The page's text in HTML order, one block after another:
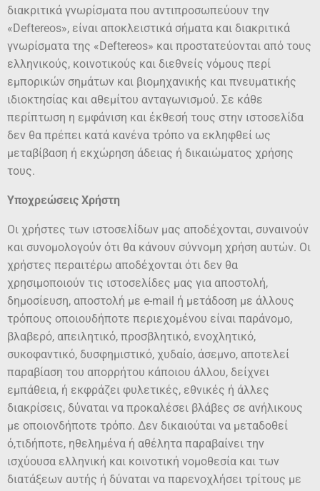
διακριτικά γνωρίσματα που αντιπροσωπεύουν την
«Deftereos», είναι αποκλειστικά σήματα και διακριτικά
γνωρίσματα της «Deftereos» και προστατεύονται από τους
ελληνικούς, κοινοτικούς και διεθνείς νόμους περί
εμπορικών σημάτων και βιομηχανικής και πνευματικής
ιδιοκτησίας και αθεμίτου ανταγωνισμού. Σε κάθε
περίπτωση η εμφάνιση και έκθεσή τους στην ιστοσελίδα
δεν θα πρέπει κατά κανένα τρόπο να εκληφθεί ως
μεταβίβαση ή εκχώρηση άδειας ή δικαιώματος χρήσης
τους.
Υποχρεώσεις Χρήστη
Οι χρήστες των ιστοσελίδων μας αποδέχονται, συναινούν
και συνομολογούν ότι θα κάνουν σύννομη χρήση αυτών. Οι
χρήστες περαιτέρω αποδέχονται ότι δεν θα
χρησιμοποιούν τις ιστοσελίδες μας για αποστολή,
δημοσίευση, αποστολή με e-mail ή μετάδοση με άλλους
τρόπους οποιουδήποτε περιεχομένου είναι παράνομο,
βλαβερό, απειλητικό, προσβλητικό, ενοχλητικό,
συκοφαντικό, δυσφημιστικό, χυδαίο, άσεμνο, αποτελεί
παραβίαση του απορρήτου κάποιου άλλου, δείχνει
εμπάθεια, ή εκφράζει φυλετικές, εθνικές ή άλλες
διακρίσεις, δύναται να προκαλέσει βλάβες σε ανήλικους
με οποιονδήποτε τρόπο. Δεν δικαιούται να μεταδοθεί
ό,τιδήποτε, ηθελημένα ή αθέλητα παραβαίνει την
ισχύουσα ελληνική και κοινοτική νομοθεσία και των
διατάξεων αυτής ή δύναται να παρενοχλήσει τρίτους με